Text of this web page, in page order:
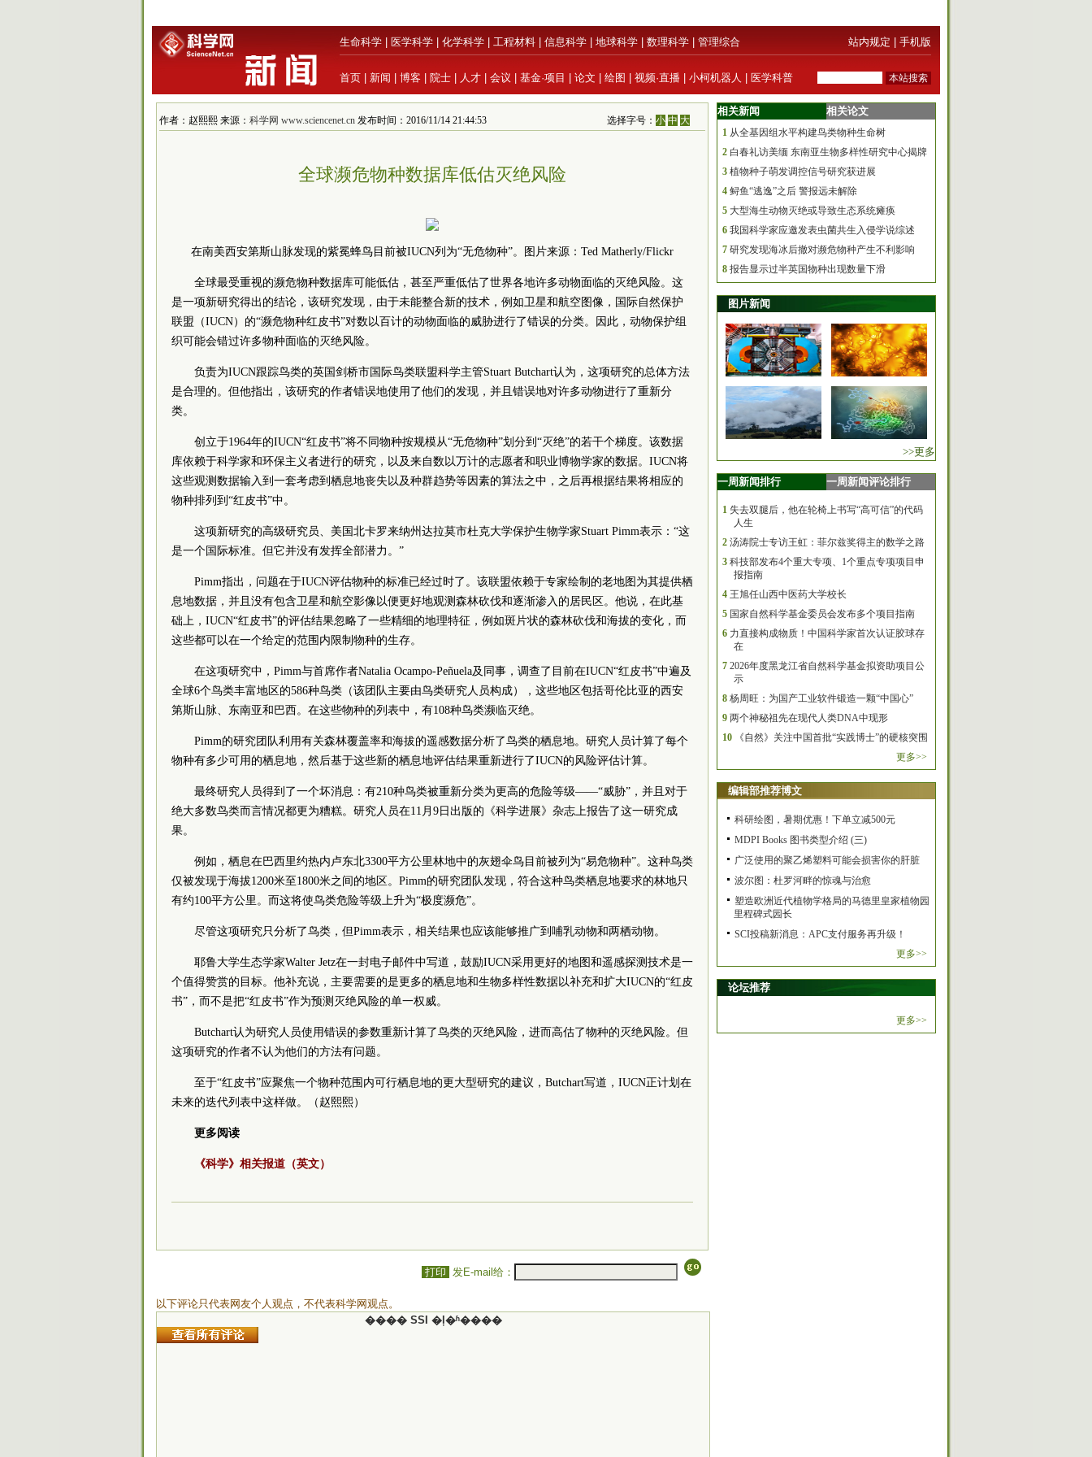
生命科学 医学科学 化学科学 工程材料 信息科学 地球科学 数理科学 管理综合 站内规定 手机版
首页 新闻 博客 院士 人才 会议 基金·项目 论文 绘图 视频·直播 小柯机器人 医学科普
作者：赵熙熙 来源： 科学网 www.sciencenet.cn 发布时间：2016/11/14 21:44:53 选择字号：小 中 大
全球濒危物种数据库低估灭绝风险
在南美西安第斯山脉发现的紫冕蜂鸟目前被IUCN列为“无危物种”。图片来源：Ted Matherly/Flickr
全球最受重视的濒危物种数据库可能低估，甚至严重低估了世界各地许多动物面临的灭绝风险。这
是一项新研究得出的结论，该研究发现，由于未能整合新的技术，例如卫星和航空图像，国际自然保护
联盟（IUCN）的“濒危物种红皮书”对数以百计的动物面临的威胁进行了错误的分类。因此，动物保护组
织可能会错过许多物种面临的灭绝风险。
负责为IUCN跟踪鸟类的英国剑桥市国际鸟类联盟科学主管Stuart Butchart认为，这项研究的总体方法
是合理的。但他指出，该研究的作者错误地使用了他们的发现，并且错误地对许多动物进行了重新分
类。
创立于1964年的IUCN“红皮书”将不同物种按规模从“无危物种”划分到“灭绝”的若干个梯度。该数据
库依赖于科学家和环保主义者进行的研究，以及来自数以万计的志愿者和职业博物学家的数据。IUCN将
这些观测数据输入到一套考虑到栖息地丧失以及种群趋势等因素的算法之中，之后再根据结果将相应的
物种排列到“红皮书”中。
这项新研究的高级研究员、美国北卡罗来纳州达拉莫市杜克大学保护生物学家Stuart Pimm表示：“这
是一个国际标准。但它并没有发挥全部潜力。”
Pimm指出，问题在于IUCN评估物种的标准已经过时了。该联盟依赖于专家绘制的老地图为其提供栖
息地数据，并且没有包含卫星和航空影像以便更好地观测森林砍伐和逐渐渗入的居民区。他说，在此基
础上，IUCN“红皮书”的评估结果忽略了一些精细的地理特征，例如斑片状的森林砍伐和海拔的变化，而
这些都可以在一个给定的范围内限制物种的生存。
在这项研究中，Pimm与首席作者Natalia Ocampo-Peñuela及同事，调查了目前在IUCN“红皮书”中遍及
全球6个鸟类丰富地区的586种鸟类（该团队主要由鸟类研究人员构成），这些地区包括哥伦比亚的西安
第斯山脉、东南亚和巴西。在这些物种的列表中，有108种鸟类濒临灭绝。
Pimm的研究团队利用有关森林覆盖率和海拔的遥感数据分析了鸟类的栖息地。研究人员计算了每个
物种有多少可用的栖息地，然后基于这些新的栖息地评估结果重新进行了IUCN的风险评估计算。
最终研究人员得到了一个坏消息：有210种鸟类被重新分类为更高的危险等级——“威胁”，并且对于
绝大多数鸟类而言情况都更为糟糕。研究人员在11月9日出版的《科学进展》杂志上报告了这一研究成
果。
例如，栖息在巴西里约热内卢东北3300平方公里林地中的灰翅伞鸟目前被列为“易危物种”。这种鸟类
仅被发现于海拔1200米至1800米之间的地区。Pimm的研究团队发现，符合这种鸟类栖息地要求的林地只
有约100平方公里。而这将使鸟类危险等级上升为“极度濒危”。
尽管这项研究只分析了鸟类，但Pimm表示，相关结果也应该能够推广到哺乳动物和两栖动物。
耶鲁大学生态学家Walter Jetz在一封电子邮件中写道，鼓励IUCN采用更好的地图和遥感探测技术是一
个值得赞赏的目标。他补充说，主要需要的是更多的栖息地和生物多样性数据以补充和扩大IUCN的“红皮
书”，而不是把“红皮书”作为预测灭绝风险的单一权威。
Butchart认为研究人员使用错误的参数重新计算了鸟类的灭绝风险，进而高估了物种的灭绝风险。但
这项研究的作者不认为他们的方法有问题。
至于“红皮书”应聚焦一个物种范围内可行栖息地的更大型研究的建议，Butchart写道，IUCN正计划在
未来的迭代列表中这样做。（赵熙熙）
更多阅读
《科学》相关报道（英文）
打印 发E-mail给：
以下评论只代表网友个人观点，不代表科学网观点。
���� SSI �ļ�ʱ����
相关新闻 相关论文
1 从全基因组水平构建鸟类物种生命树
2 白春礼访美缅 东南亚生物多样性研究中心揭牌
3 植物种子萌发调控信号研究获进展
4 鲟鱼“逃逸”之后 警报远未解除
5 大型海生动物灭绝或导致生态系统瘫痪
6 我国科学家应邀发表虫菌共生入侵学说综述
7 研究发现海冰后撤对濒危物种产生不利影响
8 报告显示过半英国物种出现数量下滑
图片新闻
>>更多
一周新闻排行 一周新闻评论排行
1 失去双腿后，他在轮椅上书写“高可信”的代码
人生
2 汤涛院士专访王虹：菲尔兹奖得主的数学之路
3 科技部发布4个重大专项、1个重点专项项目申
报指南
4 王旭任山西中医药大学校长
5 国家自然科学基金委员会发布多个项目指南
6 力直接构成物质！中国科学家首次认证胶球存
在
7 2026年度黑龙江省自然科学基金拟资助项目公
示
8 杨周旺：为国产工业软件锻造一颗“中国心”
9 两个神秘祖先在现代人类DNA中现形
10
《自然》关注中国首批“实践博士”的硬核突围
更多>>
编辑部推荐博文
科研绘图，暑期优惠！下单立减500元
MDPI Books 图书类型介绍 (三)
广泛使用的聚乙烯塑料可能会损害你的肝脏
波尔图：杜罗河畔的惊魂与治愈
塑造欧洲近代植物学格局的马德里皇家植物园
里程碑式园长
SCI投稿新消息：APC支付服务再升级！
更多>>
论坛推荐
更多>>